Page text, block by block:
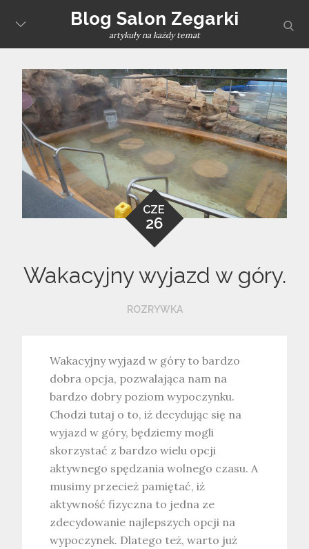
content
Blog Salon Zegarki
artykuły na każdy temat
CZE
26
Wakacyjny wyjazd w góry.
ROZRYWKA
Wakacyjny wyjazd w góry to bardzo
dobra opcja, pozwalająca nam na
bardzo dobry poziom wypoczynku.
Chodzi tutaj o to, iż decydując się na
wyjazd w góry, będziemy mogli
skorzystać z bardzo wielu opcji
aktywnego spędzania wolnego czasu. A
musimy przecież pamiętać, iż
aktywność fizyczna to jedna ze
zdecydowanie najlepszych opcji na
wypoczynek. Dlatego też, warto już